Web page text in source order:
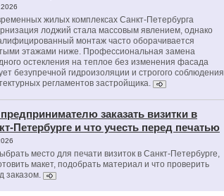
жилых комплексах Санкт-Петербурга
лоджий стала массовым явлением, однако
монтаж часто оборачивается
этажами ниже. Профессиональная замена
остекления на теплое без изменения фасада
безупречной гидроизоляции и строгого соблюдения
регламентов застройщика.
заказать визитки в
Петербурге и что учесть перед печатью
место для печати визиток в Санкт-Петербурге,
макет, подобрать материал и что проверить
заказом.